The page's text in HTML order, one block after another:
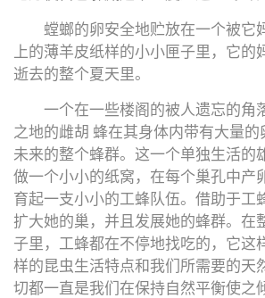
螳螂的卵安全地贮放在一个被它
上的薄羊皮纸样的小小匣子里，它的
逝去的整个夏天里。
一个在一些楼阁的被人遗忘的角
之地的雌胡 蜂在其身体内带有大量
未来的整个蜂群。这一个单独生活的
做一个小小的纸窝，在每个巢孔中产
育起一支小小的工蜂队伍。借助于工
扩大她的巢，并且发展她的蜂群。在
子里，工蜂都在不停地找吃的，它这
样的昆虫生活特点和我们所需要的天
切都一直是我们在保持自然平衡使之